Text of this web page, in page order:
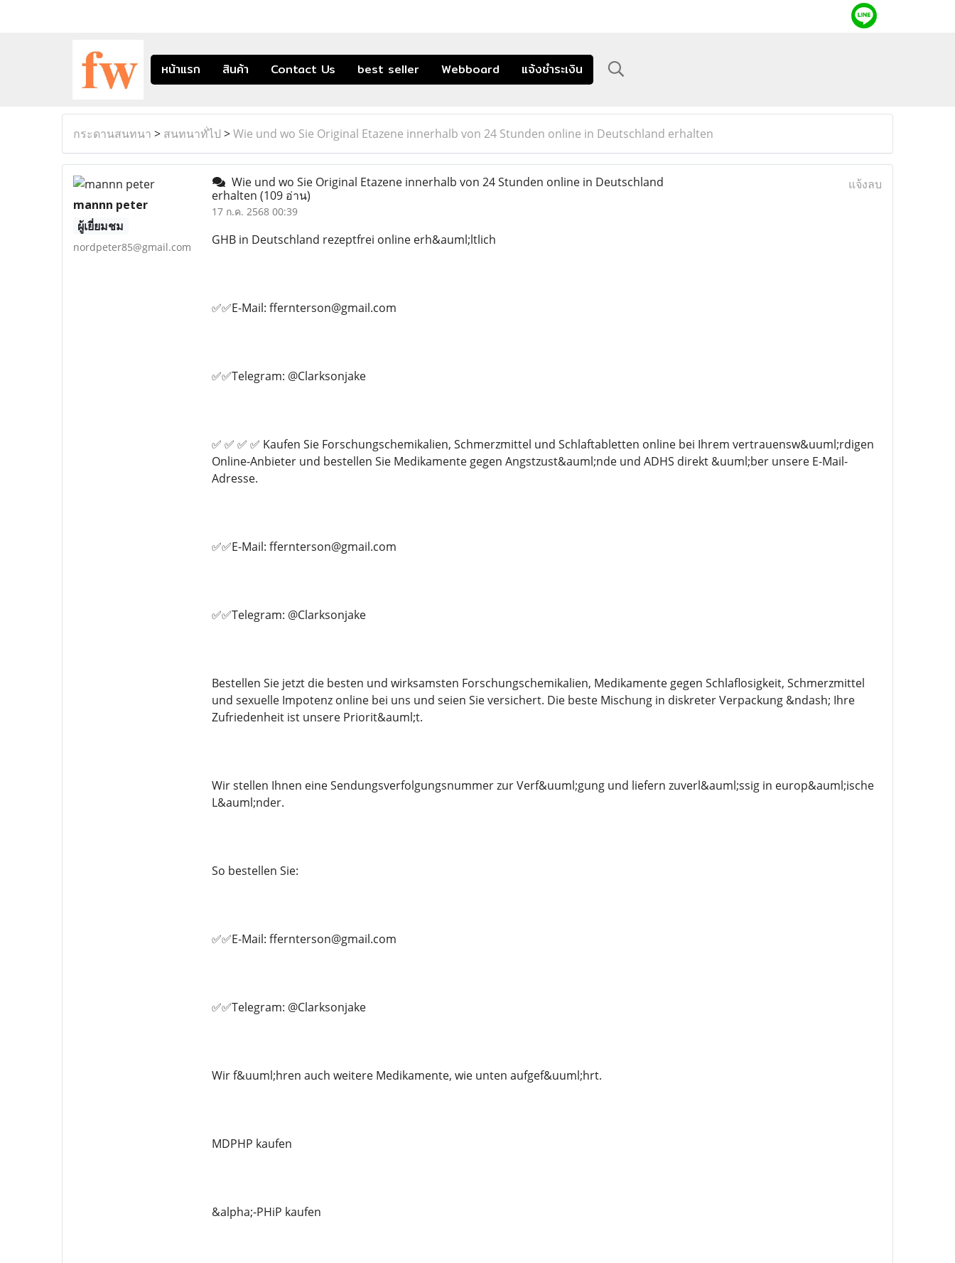
หน้าแรก สินค้า Contact Us best seller Webboard แจ้งชำระเงิน
กระดานสนทนา > สนทนาทั่ไป >Wie und wo Sie Original Etazene innerhalb von 24 Stunden online in Deutschland erhalten
mannn peter
ผู้เยี่ยมชม
nordpeter85@gmail.com
Wie und wo Sie Original Etazene innerhalb von 24 Stunden online in Deutschland
erhalten (109 อ่าน)
17 ก.ค. 2568 00:39
แจ้งลบ
GHB in Deutschland rezeptfrei online erh&auml;ltlich
✅✅E-Mail: ffernterson@gmail.com
✅✅Telegram: @Clarksonjake
✅ ✅ ✅ ✅ Kaufen Sie Forschungschemikalien, Schmerzmittel und Schlaftabletten online bei Ihrem vertrauensw&uuml;rdigen
Online-Anbieter und bestellen Sie Medikamente gegen Angstzust&auml;nde und ADHS direkt &uuml;ber unsere E-Mail-
Adresse.
✅✅E-Mail: ffernterson@gmail.com
✅✅Telegram: @Clarksonjake
Bestellen Sie jetzt die besten und wirksamsten Forschungschemikalien, Medikamente gegen Schlaflosigkeit, Schmerzmittel
und sexuelle Impotenz online bei uns und seien Sie versichert. Die beste Mischung in diskreter Verpackung &ndash; Ihre
Zufriedenheit ist unsere Priorit&auml;t.
Wir stellen Ihnen eine Sendungsverfolgungsnummer zur Verf&uuml;gung und liefern zuverl&auml;ssig in europ&auml;ische
L&auml;nder.
So bestellen Sie:
✅✅E-Mail: ffernterson@gmail.com
✅✅Telegram: @Clarksonjake
Wir f&uuml;hren auch weitere Medikamente, wie unten aufgef&uuml;hrt.
MDPHP kaufen
&alpha;-PHiP kaufen